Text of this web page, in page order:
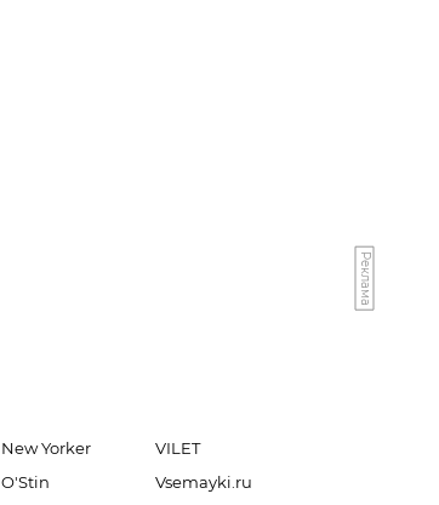
Реклама
New Yorker
O'Stin
VILET
Vsemayki.ru